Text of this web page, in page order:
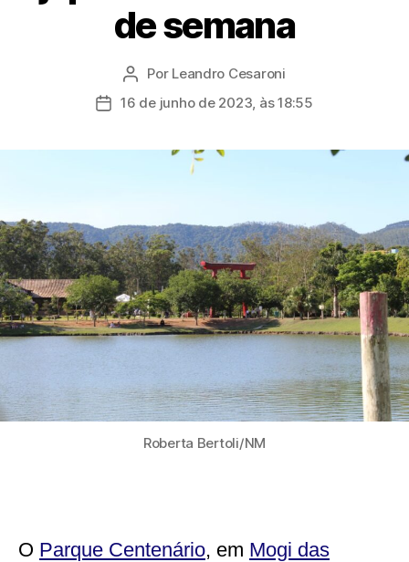
de semana
Autor
do
Por Leandro Cesaroni
Data16 de junho de 2023, às 18:55
Roberta Bertoli/NM
O Parque Centenário, em Mogi das